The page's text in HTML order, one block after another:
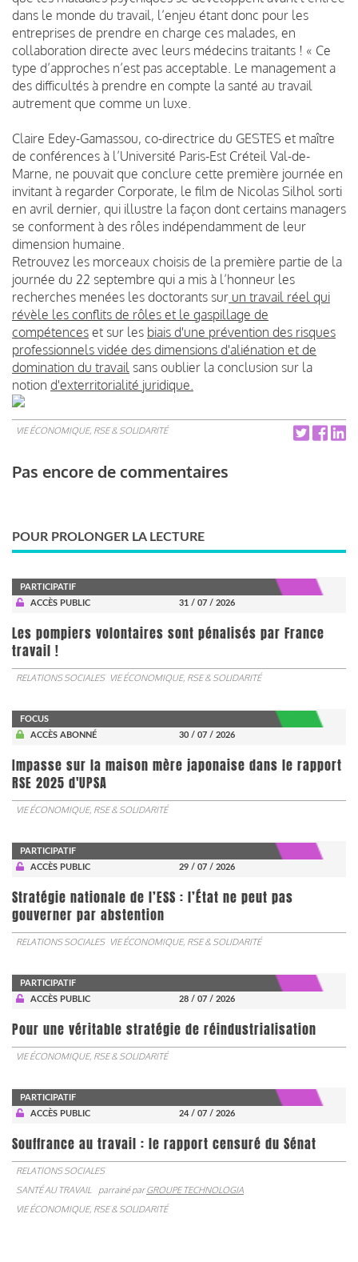
dans le monde du travail, l’enjeu étant donc pour les
entreprises de prendre en charge ces malades, en
collaboration directe avec leurs médecins traitants ! « Ce
type d’approches n’est pas acceptable. Le management a
des difficultés à prendre en compte la santé au travail
autrement que comme un luxe.
Claire Edey-Gamassou, co-directrice du GESTES et maître
de conférences à l’Université Paris-Est Créteil Val-de-
Marne, ne pouvait que conclure cette première journée en
invitant à regarder Corporate, le film de Nicolas Silhol sorti
en avril dernier, qui illustre la façon dont certains managers
se conforment à des rôles indépendamment de leur
dimension humaine.
Retrouvez les morceaux choisis de la première partie de la
journée du 22 septembre qui a mis à l’honneur les
recherches menées les doctorants sur un travail réel qui
révèle les conflits de rôles et le gaspillage de
compétences et sur les biais d'une prévention des risques
professionnels vidée des dimensions d'aliénation et de
domination du travail sans oublier la conclusion sur la
notion d'exterritorialité juridique.
VIE ÉCONOMIQUE, RSE & SOLIDARITÉ
Pas encore de commentaires
POUR PROLONGER LA LECTURE
PARTICIPATIF
ACCÈS PUBLIC
31 / 07 / 2026
Les pompiers volontaires sont pénalisés par France
travail !
RELATIONS SOCIALES VIE ÉCONOMIQUE, RSE & SOLIDARITÉ
FOCUS
ACCÈS ABONNÉ
30 / 07 / 2026
Impasse sur la maison mère japonaise dans le rapport
RSE 2025 d'UPSA
VIE ÉCONOMIQUE, RSE & SOLIDARITÉ
PARTICIPATIF
ACCÈS PUBLIC
29 / 07 / 2026
Stratégie nationale de l’ESS : l’État ne peut pas
gouverner par abstention
RELATIONS SOCIALES VIE ÉCONOMIQUE, RSE & SOLIDARITÉ
PARTICIPATIF
ACCÈS PUBLIC
28 / 07 / 2026
Pour une véritable stratégie de réindustrialisation
VIE ÉCONOMIQUE, RSE & SOLIDARITÉ
PARTICIPATIF
ACCÈS PUBLIC
24 / 07 / 2026
Souffrance au travail : le rapport censuré du Sénat
RELATIONS SOCIALES
SANTÉ AU TRAVAIL
parrainé parGROUPE TECHNOLOGIA
VIE ÉCONOMIQUE, RSE & SOLIDARITÉ